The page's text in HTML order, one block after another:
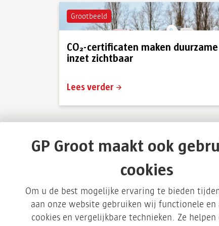
Grootbeeld
CO₂-certificaten maken duurzame
inzet zichtbaar
Lees verder
Inspiratie
GP Groot maakt ook
cookies
Om u de best mogelijke ervaring te bieden
aan onze website gebruiken wij functionele en
cookies en vergelijkbare technieken. Ze helpen